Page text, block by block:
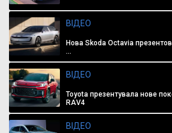
ВІДЕО
Нова Skoda Octavia
...
ВІДЕО
Toyota презентувала нове
RAV4
ВІДЕО